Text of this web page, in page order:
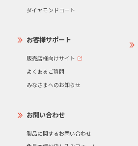
ダイヤモンドコート
お客様サポート
販売店様向けサイト
よくあるご質問
みなさまへのお知らせ
お問い合わせ
製品に関するお問い合わせ